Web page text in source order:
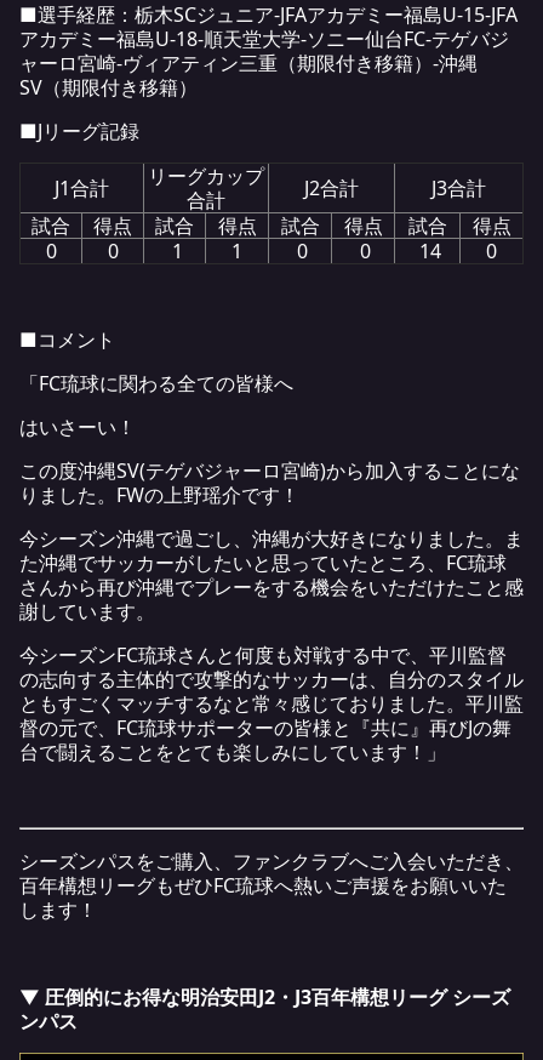
■選手経歴：栃木SCジュニア-JFAアカデミー福島U-15-JFA
アカデミー福島U-18-順天堂大学-ソニー仙台FC-テゲバジ
ャーロ宮崎-ヴィアティン三重（期限付き移籍）-沖縄
SV（期限付き移籍）
■Jリーグ記録
J1合計
リーグカップ
合計
J2合計
J3合計
試合
得点 試合 得点 試合 得点 試合
得点
0
0 1 1 0 0 14 0
■コメント
「FC琉球に関わる全ての皆様へ
はいさーい！
この度沖縄SV(テゲバジャーロ宮崎)から加入することにな
りました。FWの上野瑶介です！
今シーズン沖縄で過ごし、沖縄が大好きになりました。ま
た沖縄でサッカーがしたいと思っていたところ、FC琉球
さんから再び沖縄でプレーをする機会をいただけたこと感
謝しています。
今シーズンFC琉球さんと何度も対戦する中で、平川監督
の志向する主体的で攻撃的なサッカーは、自分のスタイル
ともすごくマッチするなと常々感じておりました。平川監
督の元で、FC琉球サポーターの皆様と『共に』再びJの舞
台で闘えることをとても楽しみにしています！」
シーズンパスをご購入、ファンクラブへご入会いただき、
百年構想リーグもぜひFC琉球へ熱いご声援をお願いいた
します！
▼ 圧倒的にお得な明治安田J2・J3百年構想リーグ シーズ
ンパス